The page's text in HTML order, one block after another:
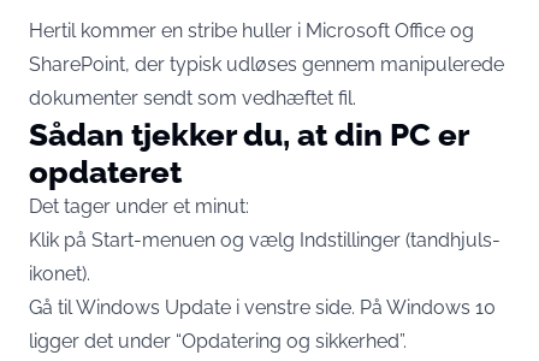
Hertil kommer en stribe huller i Microsoft Office og
SharePoint, der typisk udløses gennem manipulerede
dokumenter sendt som vedhæftet fil.
Sådan tjekker du, at din PC er
opdateret
Det tager under et minut:
Klik på Start-menuen og vælg Indstillinger (tandhjuls-
ikonet).
Gå til Windows Update i venstre side. På Windows 10
ligger det under “Opdatering og sikkerhed”.